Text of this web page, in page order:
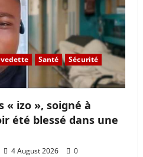
vedette Santé
Sécurité
« izo », soigné à
été blessé dans une
4 August 2026 0